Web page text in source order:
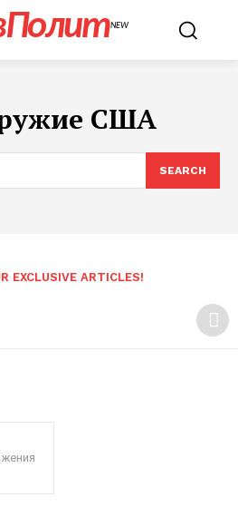
NEW
США
SEARCH
EXCLUSIVE ARTICLES!